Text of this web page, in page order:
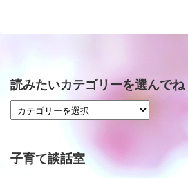
読みたいカテゴリーを選んでね
子育て談話室